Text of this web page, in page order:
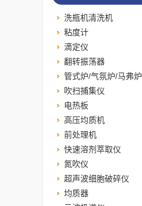
洗瓶机清洗机
粘度计
滴定仪
翻转振荡器
管式炉/气氛炉/马弗炉
吹扫捕集仪
电热板
高压均质机
前处理机
快速溶剂萃取仪
氮吹仪
超声波细胞破碎仪
均质器